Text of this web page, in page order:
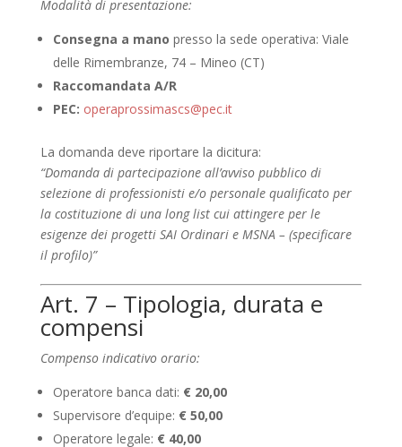
Modalità di presentazione:
Consegna a mano presso la sede operativa: Viale
delle Rimembranze, 74 – Mineo (CT)
Raccomandata A/R
PEC: operaprossimascs@pec.it
La domanda deve riportare la dicitura:
“Domanda di partecipazione all’avviso pubblico di
selezione di professionisti e/o personale qualificato per
la costituzione di una long list cui attingere per le
esigenze dei progetti SAI Ordinari e MSNA – (specificare
il profilo)”
Art. 7 – Tipologia, durata e
compensi
Compenso indicativo orario:
Operatore banca dati: € 20,00
Supervisore d’equipe: € 50,00
Operatore legale: € 40,00